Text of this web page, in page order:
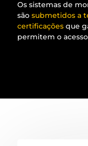
Os sistemas de
sãosubmetidos a
certificaçõesque
permitem o